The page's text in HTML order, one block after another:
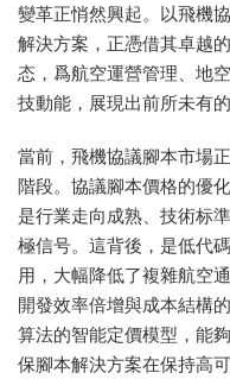
變革正悄然興起。以飛機
解決方案，正憑借其卓越
态，爲航空運營管理、地
技動能，展現出前所未有
當前，飛機協議腳本市場
階段。協議腳本價格的優
是行業走向成熟、技術标
極信号。這背後，是低代
用，大幅降低了複雜航空
開發效率倍增與成本結構
算法的智能定價模型，能
保腳本解決方案在保持高